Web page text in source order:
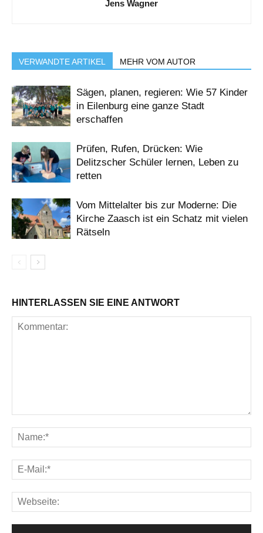
Jens Wagner
VERWANDTE ARTIKEL MEHR VOM AUTOR
Sägen, planen, regieren: Wie 57 Kinder
in Eilenburg eine ganze Stadt
erschaffen
Prüfen, Rufen, Drücken: Wie
Delitzscher Schüler lernen, Leben zu
retten
Vom Mittelalter bis zur Moderne: Die
Kirche Zaasch ist ein Schatz mit vielen
Rätseln
HINTERLASSEN SIE EINE ANTWORT